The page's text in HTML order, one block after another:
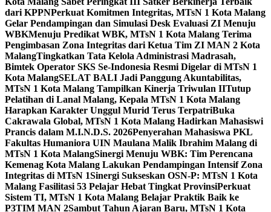
dari KPPNPerkuat Komitmen Integritas, MTsN 1 Kota Malang
Gelar Pendampingan dan Simulasi Desk Evaluasi ZI Menuju
WBKMenuju Predikat WBK, MTsN 1 Kota Malang Terima
Pengimbasan Zona Integritas dari Ketua Tim ZI MAN 2 Kota
MalangTingkatkan Tata Kelola Administrasi Madrasah,
Bimtek Operator SKS Se-Indonesia Resmi Digelar di MTsN 1
Kota MalangSELAT BALI Jadi Panggung Akuntabilitas,
MTsN 1 Kota Malang Tampilkan Kinerja Triwulan IITutup
Pelatihan di Lanal Malang, Kepala MTsN 1 Kota Malang
Harapkan Karakter Unggul Murid Terus TerpatriBuka
Cakrawala Global, MTsN 1 Kota Malang Hadirkan Mahasiswi
Prancis dalam M.I.N.D.S. 2026Penyerahan Mahasiswa PKL
Fakultas Humaniora UIN Maulana Malik Ibrahim Malang di
MTsN 1 Kota MalangSinergi Menuju WBK: Tim Perencana
Kemenag Kota Malang Lakukan Pendampingan Intensif Zona
Integritas di MTsN 1Sinergi Sukseskan OSN-P: MTsN 1 Kota
Malang Fasilitasi 53 Pelajar Hebat Tingkat ProvinsiPerkuat
Sistem TI, MTsN 1 Kota Malang Belajar Praktik Baik ke
P3TIM MAN 2Sambut Tahun Ajaran Baru, MTsN 1 Kota